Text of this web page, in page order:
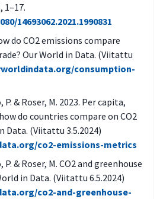
1–17.
14693062.2021.1990831
do CO2 emissions compare
Our World in Data. (Viitattu
consumption-
& Roser, M. 2023. Per capita,
do countries compare on CO2
Data. (Viitattu 3.5.2024)
co2-emissions-metrics
& Roser, M. CO2 and greenhouse
in Data. (Viitattu 6.5.2024)
co2-and-greenhouse-